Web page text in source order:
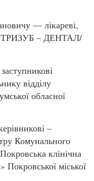
— лікареві,
«ТРИЗУБ – ДЕНТАЛ/
відділу
обласної
–
Комунального
клінічна
Покровської міської